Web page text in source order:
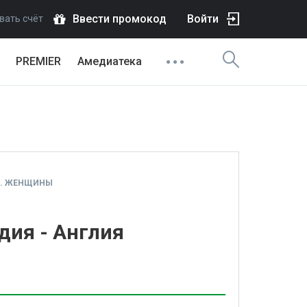
счёт Ввести промокод Войти
PREMIER Амедиатека
ЖЕНЩИНЫ
- Англия